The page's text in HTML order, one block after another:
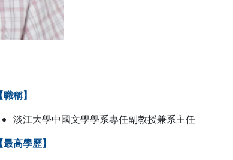
【職稱】
淡江大學中國文學學系專任副教授兼系主任
【最高學歷】